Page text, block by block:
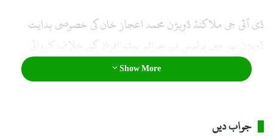
ڈی آئی جی ملاکنڈ ڈویژن محمد اعجاز خان کی خصوصی ہدایت
ڈویژن بھر میں پولیس نے جرائم پیشہ افراد کے خلاف کاروائی
کرتے ہوئے 59مفروران، 825مشتبہ گان،9 کلاشنکوٹ، 6 رائفل،138
پستول، 34شارٹ گن،1822کارتوس، 4 خنجر،51سلیپر،15 سیفٹی
Show More
جواب دیں